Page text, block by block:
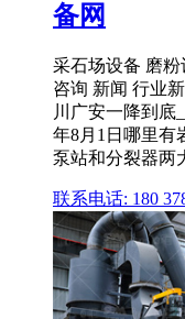
备网
采石场设备 磨
咨询 新闻 行业
川广安一降到底
年8月1日哪里有
泵站和分裂器两
联系电话: 180